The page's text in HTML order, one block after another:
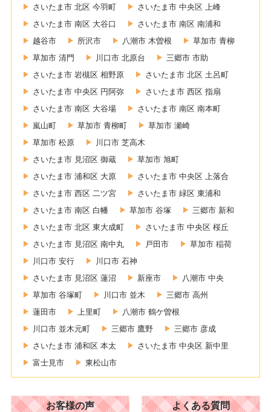
さいたま市 北区 今羽町
さいたま市 中央区 上峰
さいたま市 南区 大谷口
さいたま市 南区 南浦和
越谷市
所沢市 八潮市 木曽根
草加市 青柳
草加市 清門
川口市 北原台
三郷市 市助
さいたま市 岩槻区 相野原
さいたま市 北区 土呂町
さいたま市 中央区 円阿弥
さいたま市 西区 指扇
さいたま市 南区 大谷場
さいたま市 南区 南本町
嵐山町
草加市 青柳町
草加市 瀬崎
草加市 松原
川口市 芝高木
さいたま市 見沼区 御蔵
草加市 旭町
さいたま市 浦和区 大原
さいたま市 中央区 上落合
さいたま市 西区 二ツ宮
さいたま市 緑区 東浦和
さいたま市 南区 白幡
草加市 谷塚
三郷市 新和
さいたま市 北区 東大成町
さいたま市 中央区 桜丘
さいたま市 見沼区 南中丸
戸田市
草加市 稲荷
川口市 安行
川口市 石神
さいたま市 見沼区 蓮沼
新座市
八潮市 中央
草加市 谷塚町
川口市 並木
三郷市 高州
蓮田市
上里町
八潮市 鶴ケ曽根
川口市 並木元町
三郷市 鷹野
三郷市 彦成
さいたま市 浦和区 本太
さいたま市 中央区 新中里
富士見市
東松山市
お客様の声 よくある質問